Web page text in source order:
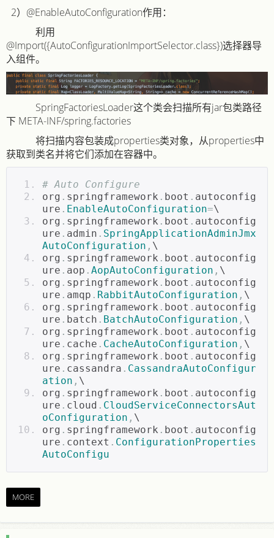
2）@EnableAutoConfiguration作用：
利用
@Import({AutoConfigurationImportSelector.class})选择器导
入组件。
SpringFactoriesLoader ​这个类会扫描所有jar包类路径
下 META-INF/spring.factories
将扫描内容包装成properties类对象，从properties中
获取到类名并将它们添加在容器中。
# Auto Configure
org . springframework . boot . autoconfig
ure . EnableAutoConfiguration=\
org . springframework . boot . autoconfig
ure . admin . SpringApplicationAdminJmx
AutoConfiguration , \
org . springframework . boot . autoconfig
ure . aop . AopAutoConfiguration , \
org . springframework . boot . autoconfig
ure . amqp . RabbitAutoConfiguration , \
org . springframework . boot . autoconfig
ure . batch . BatchAutoConfiguration , \
org . springframework . boot . autoconfig
ure . cache . CacheAutoConfiguration , \
org . springframework . boot . autoconfig
ure . cassandra . CassandraAutoConfigur
ation , \
org . springframework . boot . autoconfig
ure . cloud . CloudServiceConnectorsAut
oConfiguration , \
org . springframework . boot . autoconfig
ure . context . ConfigurationProperties
AutoConfigu
MORE